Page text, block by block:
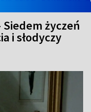
życzeń
i słodyczy